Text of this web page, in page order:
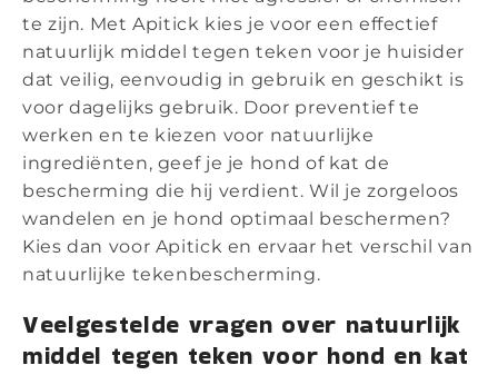
te zijn. Met Apitick kies je voor een effectief
natuurlijk middel tegen teken voor je huisider
dat veilig, eenvoudig in gebruik en geschikt is
voor dagelijks gebruik. Door preventief te
werken en te kiezen voor natuurlijke
ingrediënten, geef je je hond of kat de
bescherming die hij verdient. Wil je zorgeloos
wandelen en je hond optimaal beschermen?
Kies dan voor Apitick en ervaar het verschil van
natuurlijke tekenbescherming.
Veelgestelde vragen over natuurlijk
middel tegen teken voor hond en kat